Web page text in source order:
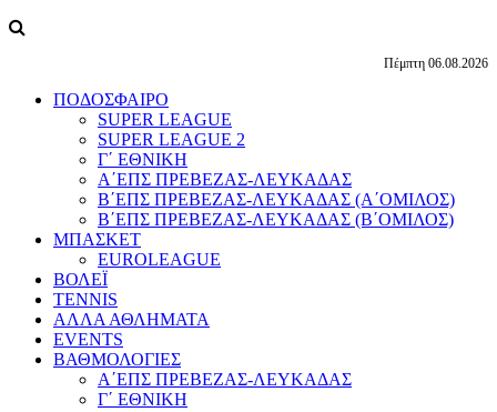
Πέμπτη 06.08.2026
ΠΟΔΟΣΦΑΙΡΟ
SUPER LEAGUE
SUPER LEAGUE 2
Γ΄ ΕΘΝΙΚΗ
Α΄ΕΠΣ ΠΡΕΒΕΖΑΣ-ΛΕΥΚΑΔΑΣ
Β΄ΕΠΣ ΠΡΕΒΕΖΑΣ-ΛΕΥΚΑΔΑΣ (Α΄ΟΜΙΛΟΣ)
Β΄ΕΠΣ ΠΡΕΒΕΖΑΣ-ΛΕΥΚΑΔΑΣ (Β΄ΟΜΙΛΟΣ)
ΜΠΑΣΚΕΤ
EUROLEAGUE
ΒΟΛΕΪ
TENNIS
ΑΛΛΑ ΑΘΛΗΜΑΤΑ
EVENTS
ΒΑΘΜΟΛΟΓΙΕΣ
Α΄ΕΠΣ ΠΡΕΒΕΖΑΣ-ΛΕΥΚΑΔΑΣ
Γ΄ ΕΘΝΙΚΗ